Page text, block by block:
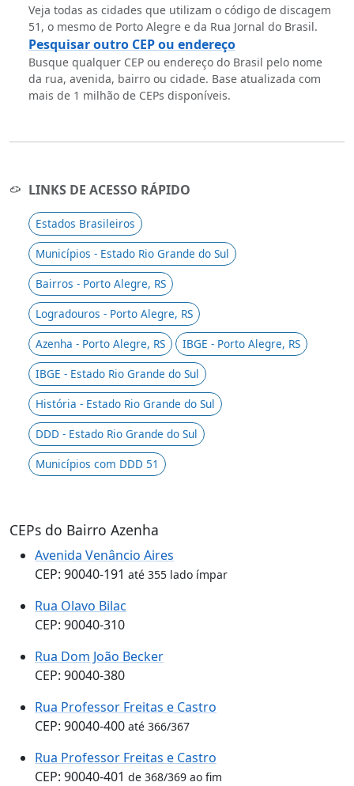
Veja todas as cidades que utilizam o código de discagem
51, o mesmo de Porto Alegre e da Rua Jornal do Brasil.
Pesquisar outro CEP ou endereço
Busque qualquer CEP ou endereço do Brasil pelo nome
da rua, avenida, bairro ou cidade. Base atualizada com
mais de 1 milhão de CEPs disponíveis.
LINKS DE ACESSO RÁPIDO
Estados Brasileiros
Municípios - Estado Rio Grande do Sul
Bairros - Porto Alegre, RS
Logradouros - Porto Alegre, RS
Azenha - Porto Alegre, RS
IBGE - Porto Alegre, RS
IBGE - Estado Rio Grande do Sul
História - Estado Rio Grande do Sul
DDD - Estado Rio Grande do Sul
Municípios com DDD 51
CEPs do Bairro Azenha
Avenida Venâncio Aires
CEP: 90040-191 até 355 lado ímpar
Rua Olavo Bilac
CEP: 90040-310
Rua Dom João Becker
CEP: 90040-380
Rua Professor Freitas e Castro
CEP: 90040-400 até 366/367
Rua Professor Freitas e Castro
CEP: 90040-401 de 368/369 ao fim